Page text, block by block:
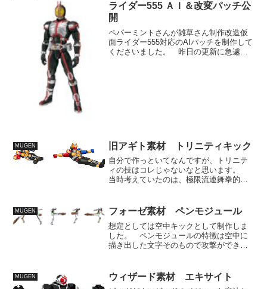
ライダー555 ＡＩ＆改変パッチ公
開
ペパーミントさんが雑草さん制作改造仮
面ライダー555対応のAIパッチを制作して
くださいました。 昨日の更新に急遽対
MUGEN 旧アギト素材 トリニティキック
自分で作っといてなんですが、トリニテ
ィの技はコレじゃないなと思います。
当時考えていたのは、極限流連舞拳的な
はこのライダーキックに繋げるという形
を目指していたんですが、...
MUGEN フォーゼ素材 ペンモジュール
想定としては空中キックとして制作しま
した。 ペンモジュールの特徴は空中に
描き出した文字そのもので攻撃ができる
ジュールですが、今回は通常技として使
います。 必殺技としてか...
MUGEN ウィザード素材 エキサイト